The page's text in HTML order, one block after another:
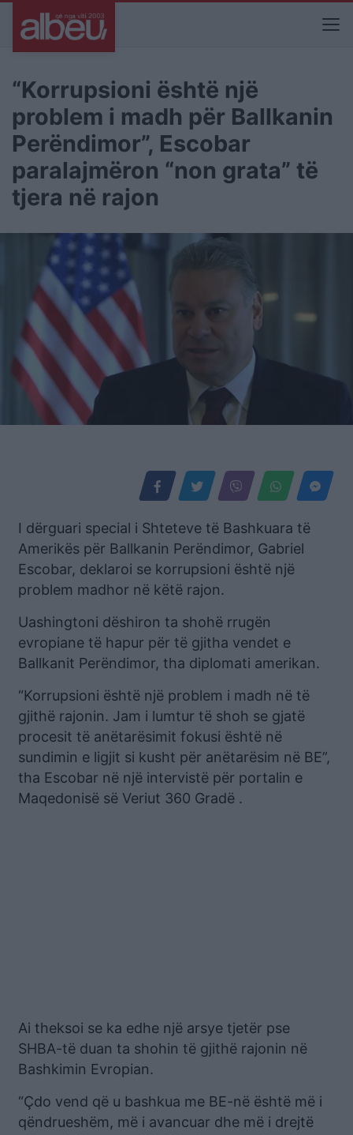
“Korrupsioni është një
problem i madh për Ballkanin
Perëndimor”, Escobar
paralajmëron “non grata” të
tjera në rajon
I dërguari special i Shteteve të Bashkuara të
Amerikës për Ballkanin Perëndimor, Gabriel
Escobar, deklaroi se korrupsioni është një
problem madhor në këtë rajon.
Uashingtoni dëshiron ta shohë rrugën
evropiane të hapur për të gjitha vendet e
Ballkanit Perëndimor, tha diplomati amerikan.
“Korrupsioni është një problem i madh në të
gjithë rajonin. Jam i lumtur të shoh se gjatë
procesit të anëtarësimit fokusi është në
sundimin e ligjit si kusht për anëtarësim në BE”,
tha Escobar në një intervistë për portalin e
Maqedonisë së Veriut 360 Gradë .
Ai theksoi se ka edhe një arsye tjetër pse
SHBA-të duan ta shohin të gjithë rajonin në
Bashkimin Evropian.
“Çdo vend që u bashkua me BE-në është më i
qëndrueshëm, më i avancuar dhe më i drejtë